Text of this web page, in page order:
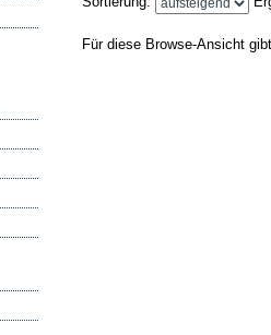
Für diese Browse-Ansicht